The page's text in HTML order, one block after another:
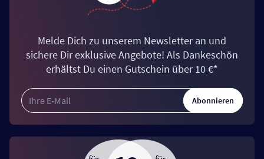
Melde Dich zu unserem Newsletter an und
sichere Dir exklusive Angebote! Als Dankeschön
erhältst Du einen Gutschein über 10 €*
Abonnieren